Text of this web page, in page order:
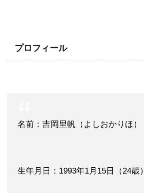
プロフィール
名前：吉岡里帆（よしおかりほ）
生年月日：1993年1月15日（24歳）